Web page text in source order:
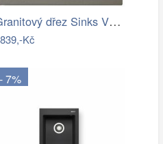
Granitový dřez Sinks VIVA 455 Truffle
Kč
- 7%